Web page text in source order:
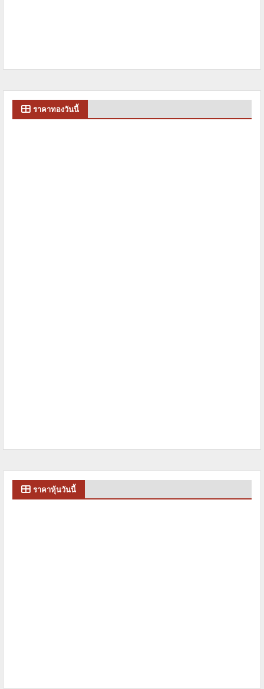
ราคาทองวันนี้
ราคาหุ้นวันนี้